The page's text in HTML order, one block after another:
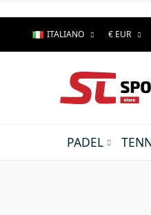
ITALIANO € EUR
PADEL